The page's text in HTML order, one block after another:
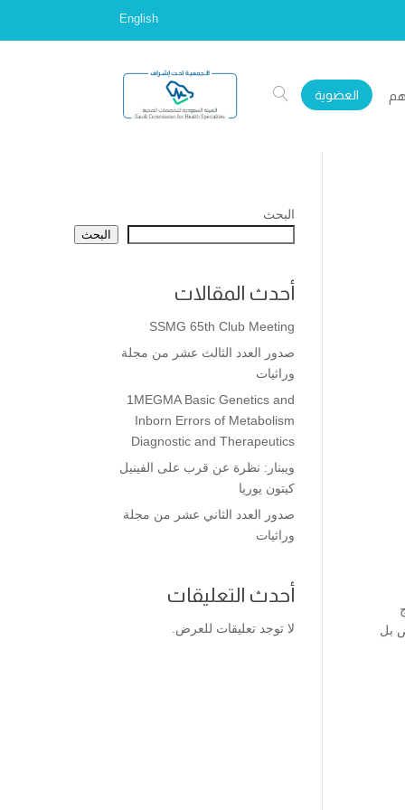
English
العضوية
بل
البحث
البحث
أحدث المقالات
SSMG 65th Club Meeting
صدور العدد الثالث عشر من مجلة
وراثيات
1MEGMA Basic Genetics and
Inborn Errors of Metabolism
Diagnostic and Therapeutics
ويبنار: نظرة عن قرب على الفينيل
كيتون يوريا
صدور العدد الثاني عشر من مجلة
وراثيات
أحدث التعليقات
لا توجد تعليقات للعرض.